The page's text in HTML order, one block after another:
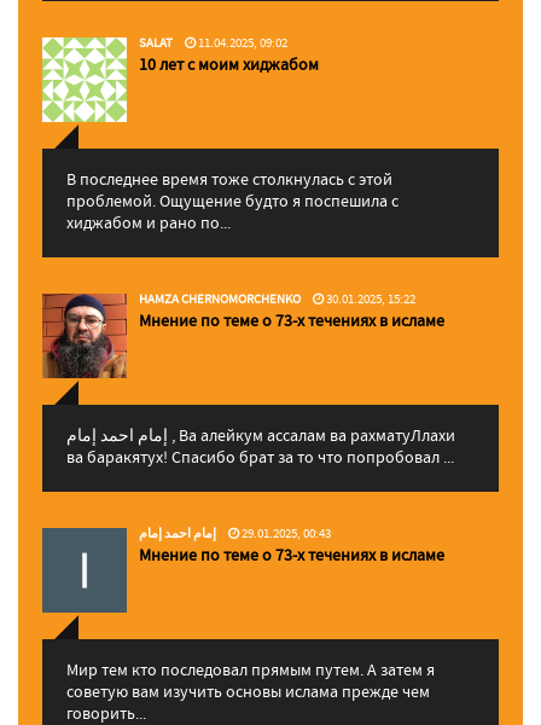
SALAT 11.04.2025, 09:02
10 лет с моим хиджабом
В последнее время тоже столкнулась с этой
проблемой. Ощущение будто я поспешила с
хиджабом и рано по...
HAMZA CHERNOMORCHENKO 30.01.2025, 15:22
Мнение по теме о 73-х течениях в исламе
إمام احمد إمام , Ва алейкум ассалам ва рахматуЛлахи
ва баракятух! Спасибо брат за то что попробовал ...
إمام احمد إمام 29.01.2025, 00:43
Мнение по теме о 73-х течениях в исламе
Мир тем кто последовал прямым путем. А затем я
советую вам изучить основы ислама прежде чем
говорить...